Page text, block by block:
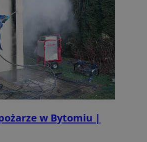
w Bytomiu |